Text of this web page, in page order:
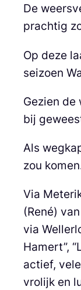
De
prachtig
Op deze
seizoen
Gezien
bij
Als
zou
Via
(René)
via
Hamert”,
actief,
vrolijk en